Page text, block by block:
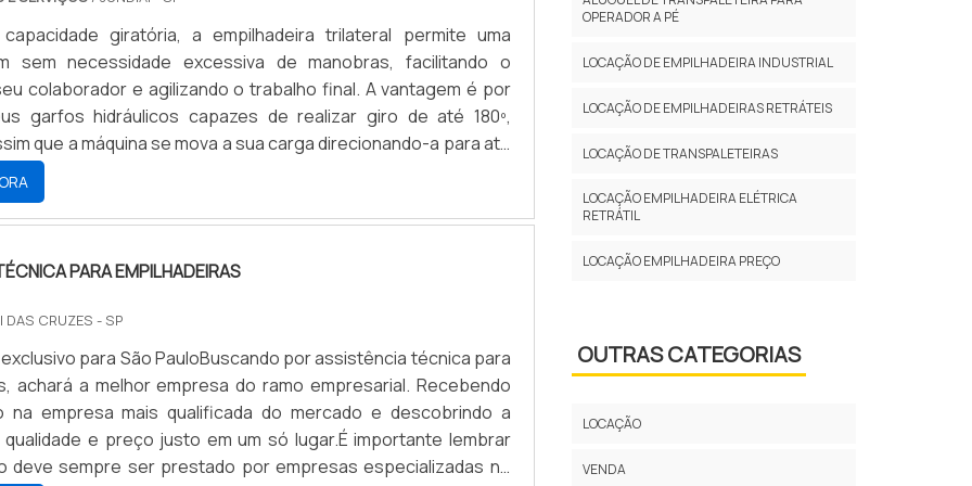
as principais vantagens do serviço de locação Baixa
de investimento; Excelente custo-benefício; Frota de
em boas condições de operação; Dispensa a necessidade de
Veículos modernos e em ótimo estado para utilização.Onde
de empilhadeira a gás em SPA empresa J.I.T Empilhadeiras
desenvolver produtos e serviços com a mais alta qualidade,
nos serviços e o atendimento ao cliente. Tudo isso
quaisquer eventualidades em nossos equipamentos, como
os processos para minimizar o tempo de parada na
obter maiores informações sobre a empresa e os produtos,
e solicite um orçamento..
giratória, a empilhadeira trilateral permite uma
sem necessidade excessiva de manobras, facilitando o
colaborador e agilizando o trabalho final. A vantagem é por
garfos hidráulicos capazes de realizar giro de até 180º,
que a máquina se mova a sua carga direcionando-a para até
diferentes: direita, esquerda e frente.CuriosidadesA
trilateral é útil para o caso de necessidade em caso de
redução da área disponível à armazenagem. Sendo assim, a
da carga, seja ela de mercadorias ou objetos, é garantido
sobre a empresaAlém de equipamentos de
que garantem ótimas soluções para a sua empresa, a
que nada disso seria realmente eficiente se não fosse sua
qualificados..
PARA EMPILHADEIRAS
CRUZES - SP
para São PauloBuscando por assistência técnica para
achará a melhor empresa do ramo empresarial. Recebendo
na empresa mais qualificada do mercado e descobrindo a
e preço justo em um só lugar.É importante lembrar
deve sempre ser prestado por empresas especializadas no
OPERADOR A PÉ
LOCAÇÃO DE EMPILHADEIRA INDUSTRIAL
LOCAÇÃO DE EMPILHADEIRAS RETRÁTEIS
LOCAÇÃO DE TRANSPALETEIRAS
LOCAÇÃO EMPILHADEIRA ELÉTRICA
RETRÁTIL
LOCAÇÃO EMPILHADEIRA PREÇO
OUTRAS CATEGORIAS
LOCAÇÃO
VENDA